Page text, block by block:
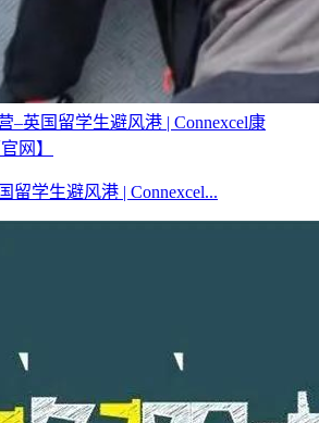
–英国留学生避风港 | Connexcel康
网】
留学生避风港 | Connexcel...